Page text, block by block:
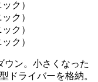
ウン。小さくなった
ドライバーを格納。